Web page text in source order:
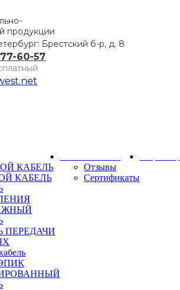
продукции
Брестский б-р, д. 8
60-57
КАБЕЛЬ
КАБЕЛЬ
ПЕРЕДАЧИ
ЭПИК
Отзывы
Сертификаты